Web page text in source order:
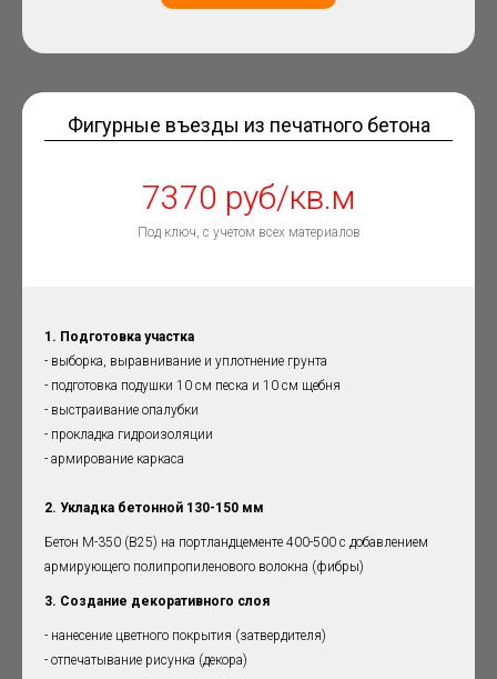
Фигурные въезды из печатного бетона
7370 руб/кв.м
Под ключ, с учетом всех материалов
1. Подготовка участка
- выборка, выравнивание и уплотнение грунта
- подготовка подушки 10 см песка и 10 см щебня
- выстраивание опалубки
- прокладка гидроизоляции
- армирование каркаса
2. Укладка бетонной 130-150 мм
Бетон М-350 (B25) на портландцементе 400-500 с добавлением
армирующего полипропиленового волокна (фибры)
3. Создание декоративного слоя
- нанесение цветного покрытия (затвердителя)
- отпечатывание рисунка (декора)